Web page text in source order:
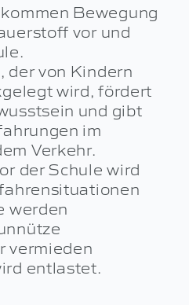
Bewegung
vor und
der von Kindern
wird, fördert
und gibt
im
Verkehr.
der Schule wird
werden
vermieden
entlastet.